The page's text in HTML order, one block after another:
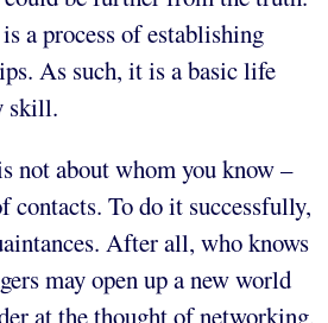
a process of establishing
As such, it is a basic life
skill.
not about whom you know –
contacts. To do it successfully,
After all, who knows
may open up a new world
at the thought of networking,